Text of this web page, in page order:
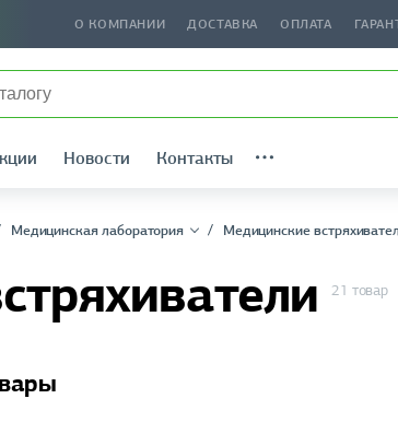
О КОМПАНИИ ДОСТАВКА ОПЛАТА
Новости Контакты
Медицинская лаборатория Медицинские
21 товар